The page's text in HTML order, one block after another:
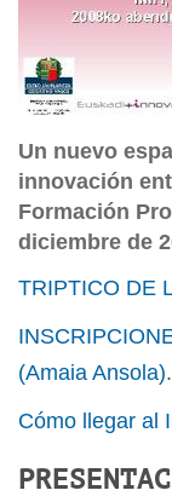
Un nuevo
innovación
Formación
diciembre de
TRIPTICO DE
(Amaia Ansola)
Cómo llegar al